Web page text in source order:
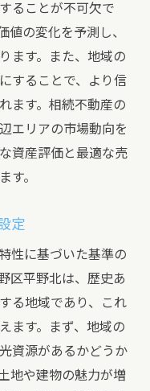
ることが不可欠で
値の変化を予測し、
ます。また、地域の
することで、より信
ます。相続不動産の
エリアの市場動向を
資産評価と最適な売
す。
定
性に基づいた基準の
区平野北は、歴史あ
る地域であり、これ
ます。まず、地域の
資源があるかどうか
地や建物の魅力が増